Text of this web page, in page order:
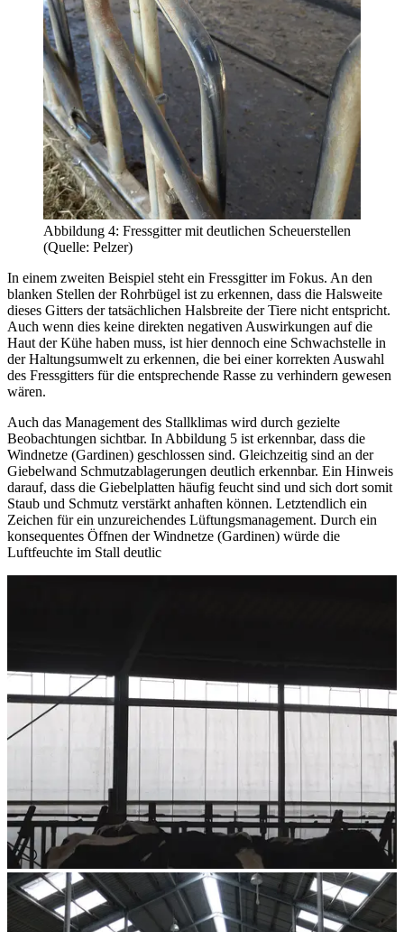
Abbildung 4: Fressgitter mit deutlichen Scheuerstellen
(Quelle: Pelzer)
In einem zweiten Beispiel steht ein Fressgitter im Fokus. An den
blanken Stellen der Rohrbügel ist zu erkennen, dass die Halsweite
dieses Gitters der tatsächlichen Halsbreite der Tiere nicht entspricht.
Auch wenn dies keine direkten negativen Auswirkungen auf die
Haut der Kühe haben muss, ist hier dennoch eine Schwachstelle in
der Haltungsumwelt zu erkennen, die bei einer korrekten Auswahl
des Fressgitters für die entsprechende Rasse zu verhindern gewesen
wären.
Auch das Management des Stallklimas wird durch gezielte
Beobachtungen sichtbar. In Abbildung 5 ist erkennbar, dass die
Windnetze (Gardinen) geschlossen sind. Gleichzeitig sind an der
Giebelwand Schmutzablagerungen deutlich erkennbar. Ein Hinweis
darauf, dass die Giebelplatten häufig feucht sind und sich dort somit
Staub und Schmutz verstärkt anhaften können. Letztendlich ein
Zeichen für ein unzureichendes Lüftungsmanagement. Durch ein
konsequentes Öffnen der Windnetze (Gardinen) würde die
Luftfeuchte im Stall deutlic